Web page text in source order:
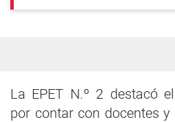
La EPET N.º 2 destacó
por contar con docentes y